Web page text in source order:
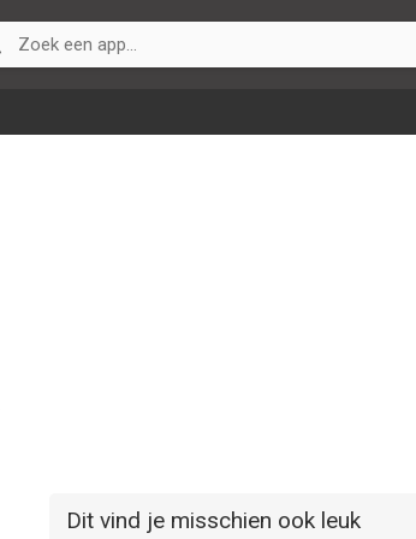
Dit vind je misschien ook leuk